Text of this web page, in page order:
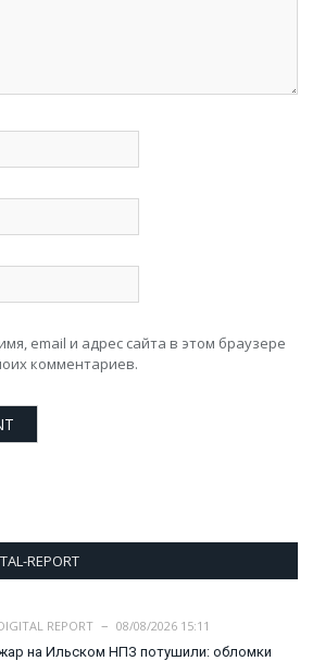
email и адрес сайта в этом браузере
комментариев.
REPORT
REPORT
08/08/2026 15:11
на Ильском НПЗ потушили: обломки